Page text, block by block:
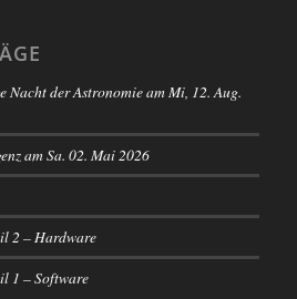
Nacht der Astronomie am Mi, 12. Aug.
am Sa. 02. Mai 2026
2 – Hardware
1 – Software